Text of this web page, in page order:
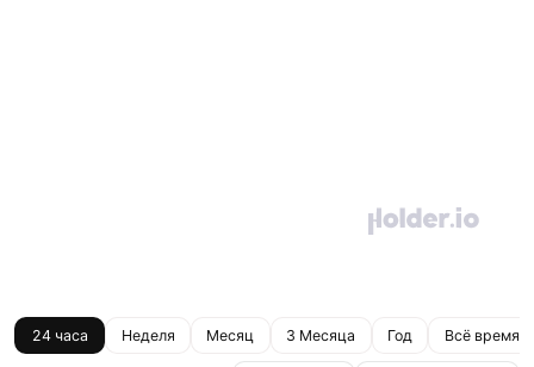
24 часа Неделя Месяц 3 Месяца Год Всё время